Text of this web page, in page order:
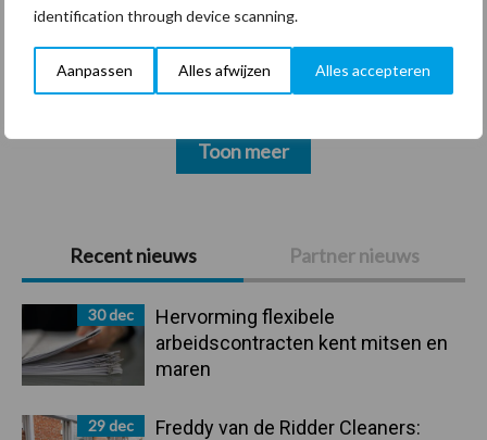
identification through device scanning.
Aanpassen Alles afwijzen Alles accepteren
Primaire
Sidebar
Recent nieuws Partner nieuws
30 dec
Hervorming flexibele
arbeidscontracten kent mitsen en
maren
29 dec
Freddy van de Ridder Cleaners:
Coronavirus
Toon meer